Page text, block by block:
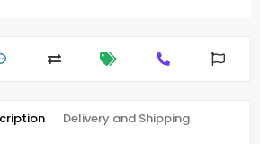
Delivery and Shipping